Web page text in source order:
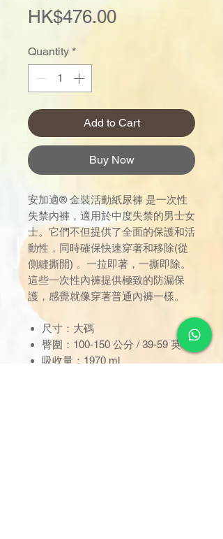
HK$476.00Price
Quantity *
Add to Cart
Buy Now
安加適® 金裝活動紙尿褲 是一次性
失禁內褲，適用於中度失禁的男士女
士。它們不但提供了全面的保護和活
動性，同時確保快速穿著和移除(從
側縫撕開) 。一拉即著，一撕即除。
這些一次性內褲提供極致的防漏保
護，感覺就像穿著普通內褲一樣。
尺寸：大碼
臀圍：100-150 公分 / 39-59 英吋
吸收量：1970 ml